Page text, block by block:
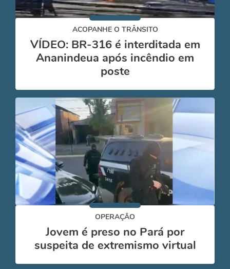
ACOPANHE O TRÂNSITO
VÍDEO: BR-316 é interditada em
Ananindeua após incêndio em
poste
OPERAÇÃO
Jovem é preso no Pará por
suspeita de extremismo virtual